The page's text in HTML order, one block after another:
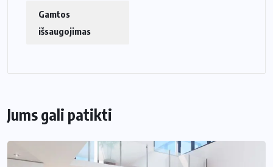
Gamtos
išsaugojimas
Jums gali patikti